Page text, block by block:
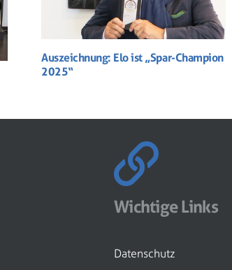
Auszeichnung: Elo ist „Spar-Champion
2025“
Wichtige Links
Datenschutz